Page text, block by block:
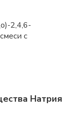
2,4,6-
с
Натрия